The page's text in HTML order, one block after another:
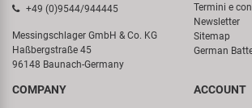
+49 (0)9544/944445
Messingschlager GmbH & Co. KG
Haßbergstraße 45
96148 Baunach-Germany
Termini e
Newsletter
Sitemap
German
COMPANY ACCOUNT